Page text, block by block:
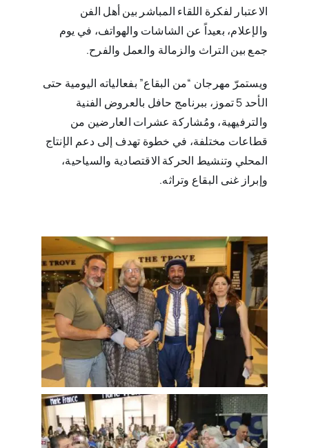
الاعتبار لفكرة اللقاء المباشر بين أهل الفن
والإعلام، بعيداً عن الشاشات والهواتف، في يوم
جمع بين التراث والزمالة والعمل والفرح.
ويستمرّ مهرجان “من البقاع” بفعالياته اليومية حتى
الأحد 5 تموز، ببرنامج حافل بالعروض الفنية
والترفيهية، ومُشاركة عشرات العارضين من
قطاعات مختلفة، في خطوة تهدف إلى دعم الإنتاج
المحلي وتنشيط الحركة الاقتصادية والسياحية،
وإبراز غنى البقاع وتراثه.